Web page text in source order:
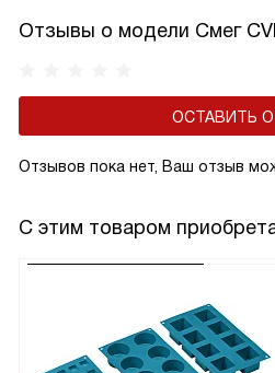
Отзывы о модели Смег
ОСТАВИТЬ
Отзывов пока нет, Ваш отзыв
С этим товаром